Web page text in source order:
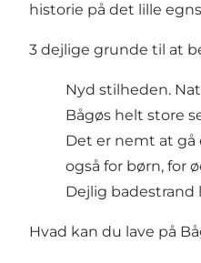
historie på det lille
3 dejlige grunde til at
Nyd stilheden.
Bågøs helt store
Det er nemt at gå
også for børn, for
Dejlig badestrand
Hvad kan du lave på